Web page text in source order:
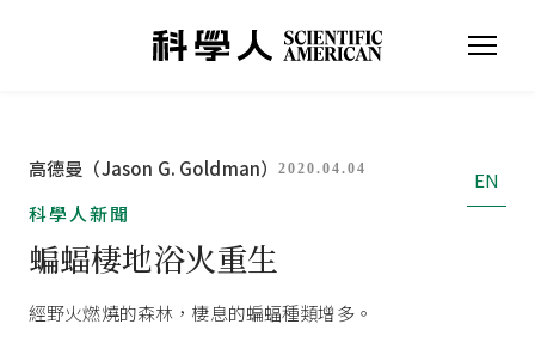
高德曼（Jason G. Goldman）2020.04.04
EN
科學人新聞
蝙蝠棲地浴火重生
經野火燃燒的森林，棲息的蝙蝠種類增多。